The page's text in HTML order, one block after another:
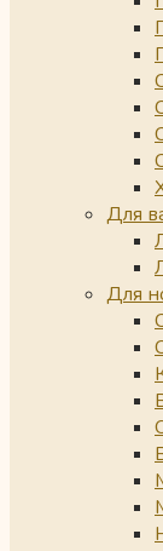
Для
Для